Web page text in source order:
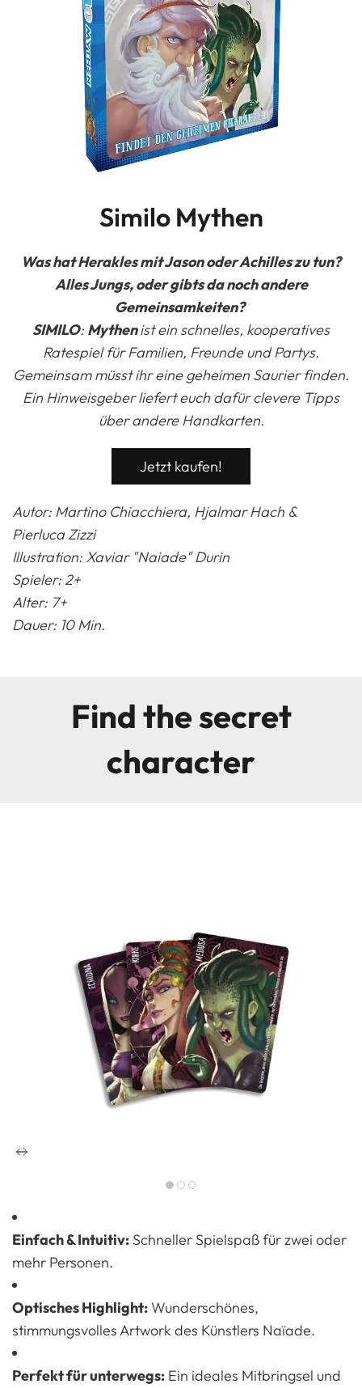
Similo Mythen
Was hat Herakles mit Jason oder Achilles zu tun?
Alles Jungs, oder gibts da noch andere
Gemeinsamkeiten?
SIMILO: Mythenist ein schnelles, kooperatives
Ratespiel für Familien, Freunde und Partys.
Gemeinsam müsst ihr eine geheimen Saurier finden.
Ein Hinweisgeber liefert euch dafür clevere Tipps
über andere Handkarten.
Jetzt kaufen!
Autor: Martino Chiacchiera, Hjalmar Hach &
Pierluca Zizzi
Illustration: Xaviar "Naiade" Durin
Spieler: 2+
Alter: 7+
Dauer: 10 Min.
Find the secret
character
Einfach & Intuitiv: Schneller Spielspaß für zwei oder
mehr Personen.
Optisches Highlight: Wunderschönes,
stimmungsvolles Artwork des Künstlers Naïade.
Perfekt für unterwegs: Ein ideales Mitbringsel und